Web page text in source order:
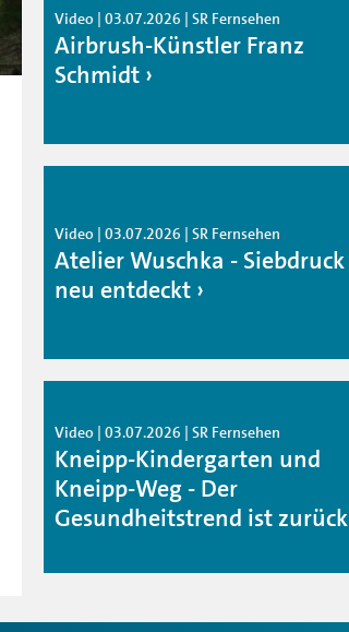
Video | 03.07.2026 | SR Fernsehen
Airbrush-Künstler Franz
Schmidt
Video | 03.07.2026 | SR Fernsehen
Atelier Wuschka - Siebdruck
neu entdeckt
Video | 03.07.2026 | SR Fernsehen
Kneipp-Kindergarten und
Kneipp-Weg - Der
Gesundheitstrend ist zurück